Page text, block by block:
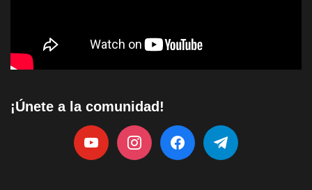
¡Únete a la comunidad!